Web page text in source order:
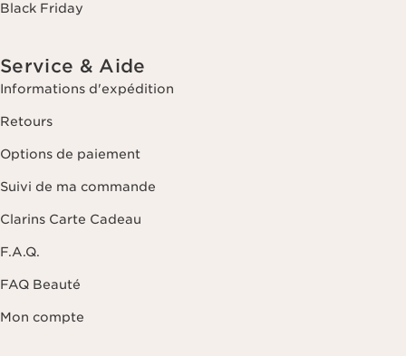
Black Friday
Service & Aide
Informations d'expédition
Retours
Options de paiement
Suivi de ma commande
Clarins Carte Cadeau
F.A.Q.
FAQ Beauté
Mon compte